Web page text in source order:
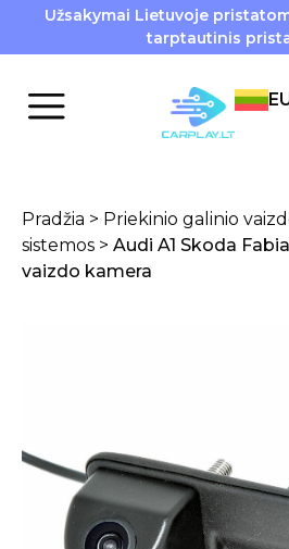
Užsakymai Lietuvoje
tarptautinis
Pradžia > Priekinio galinio
sistemos > Audi A1 Skoda
vaizdo kamera